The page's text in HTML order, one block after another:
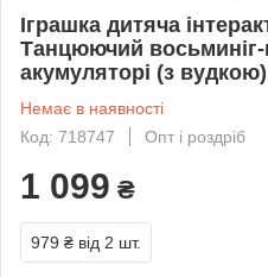
Іграшка дитяча
Танцюючий
акумуляторі (з
Немає в наявності
Код: 718747
Опт і роздріб
1 099 ₴
979 ₴ від 2 шт.